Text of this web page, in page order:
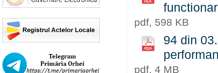
pdf, 598 KB
94 din
pdf, 4 MB